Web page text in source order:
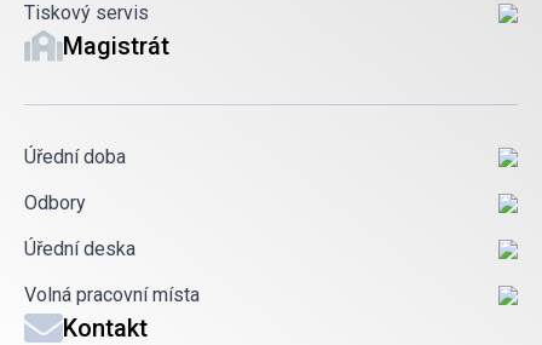
Tiskový servis
Magistrát
Úřední doba
Odbory
Úřední deska
Volná pracovní místa
Kontakt